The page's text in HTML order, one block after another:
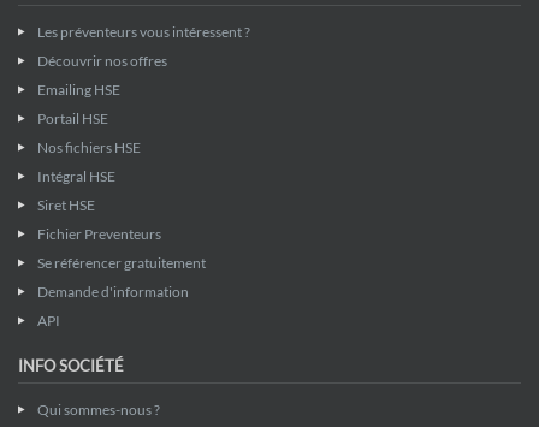
Les préventeurs vous intéressent ?
Découvrir nos offres
Emailing HSE
Portail HSE
Nos fichiers HSE
Intégral HSE
Siret HSE
Fichier Preventeurs
Se référencer gratuitement
Demande d'information
API
INFO SOCIÉTÉ
Qui sommes-nous ?